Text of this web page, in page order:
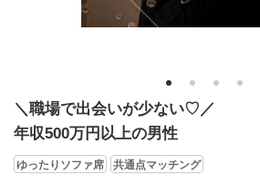
1 2 3 4
＼職場で出会いが少ない♡／
年収500万円以上の男性
ゆったりソファ席 共通点マッチング